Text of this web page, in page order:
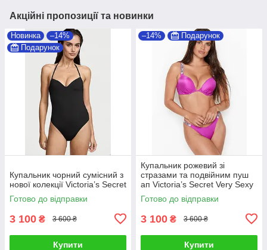
Акційні пропозиції та новинки
Новинка
–14%
Подарунок
Купальник чорний сумісний з
нової колекції Victoria’s Secret
Готово до відправки
3 100 ₴ 3 600 ₴
Купити
–14% Подарунок
Купальник рожевий зі
стразами та подвійним пуш
ап Victoria’s Secret Very Sexy
Logo Shine Strap
Готово до відправки
3 100 ₴ 3 600 ₴
Купити